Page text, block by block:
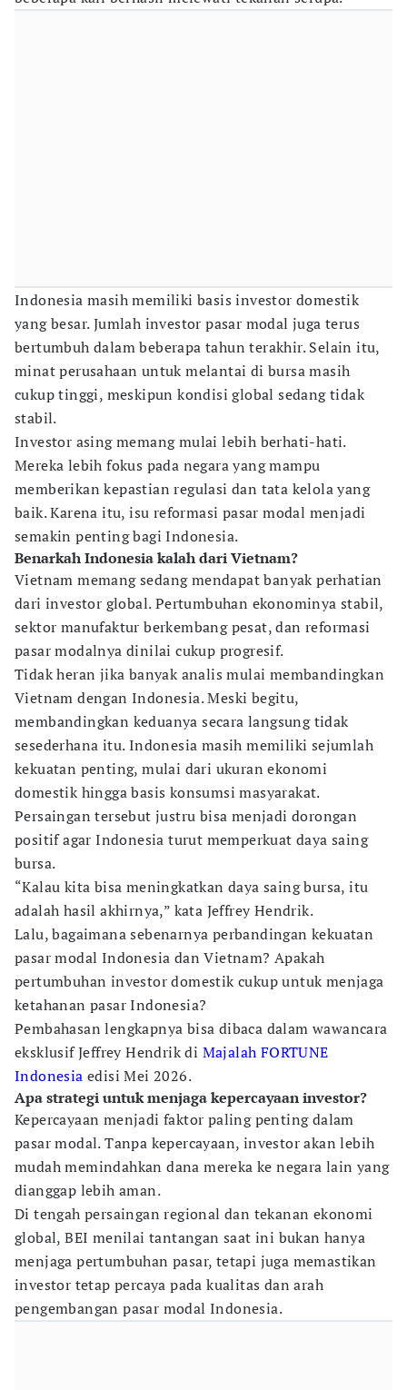
Indonesia masih memiliki basis investor domestik
yang besar. Jumlah investor pasar modal juga terus
bertumbuh dalam beberapa tahun terakhir. Selain itu,
minat perusahaan untuk melantai di bursa masih
cukup tinggi, meskipun kondisi global sedang tidak
stabil.
Investor asing memang mulai lebih berhati-hati.
Mereka lebih fokus pada negara yang mampu
memberikan kepastian regulasi dan tata kelola yang
baik. Karena itu, isu reformasi pasar modal menjadi
semakin penting bagi Indonesia.
Benarkah Indonesia kalah dari Vietnam?
Vietnam memang sedang mendapat banyak perhatian
dari investor global. Pertumbuhan ekonominya stabil,
sektor manufaktur berkembang pesat, dan reformasi
pasar modalnya dinilai cukup progresif.
Tidak heran jika banyak analis mulai membandingkan
Vietnam dengan Indonesia. Meski begitu,
membandingkan keduanya secara langsung tidak
sesederhana itu. Indonesia masih memiliki sejumlah
kekuatan penting, mulai dari ukuran ekonomi
domestik hingga basis konsumsi masyarakat.
Persaingan tersebut justru bisa menjadi dorongan
positif agar Indonesia turut memperkuat daya saing
bursa.
“Kalau kita bisa meningkatkan daya saing bursa, itu
adalah hasil akhirnya,” kata Jeffrey Hendrik.
Lalu, bagaimana sebenarnya perbandingan kekuatan
pasar modal Indonesia dan Vietnam? Apakah
pertumbuhan investor domestik cukup untuk menjaga
ketahanan pasar Indonesia?
Pembahasan lengkapnya bisa dibaca dalam wawancara
eksklusif Jeffrey Hendrik di Majalah FORTUNE
Indonesiaedisi Mei 2026.
Apa strategi untuk menjaga kepercayaan investor?
Kepercayaan menjadi faktor paling penting dalam
pasar modal. Tanpa kepercayaan, investor akan lebih
mudah memindahkan dana mereka ke negara lain yang
dianggap lebih aman.
Di tengah persaingan regional dan tekanan ekonomi
global, BEI menilai tantangan saat ini bukan hanya
menjaga pertumbuhan pasar, tetapi juga memastikan
investor tetap percaya pada kualitas dan arah
pengembangan pasar modal Indonesia.